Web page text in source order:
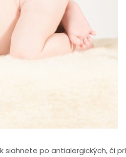
siahnete po antialergických, či